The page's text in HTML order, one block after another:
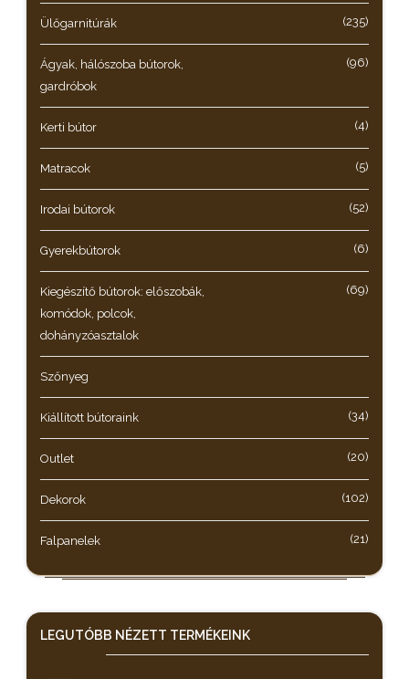
Ülőgarnitúrák (235)
Ágyak, hálószoba bútorok,
gardróbok
(96)
Kerti bútor (4)
Matracok (5)
Irodai bútorok (52)
Gyerekbútorok (6)
Kiegészítő bútorok: előszobák,
komódok, polcok,
dohányzóasztalok
(69)
Szőnyeg
Kiállított bútoraink (34)
Outlet (20)
Dekorok (102)
Falpanelek (21)
LEGUTÓBB NÉZETT TERMÉKEINK